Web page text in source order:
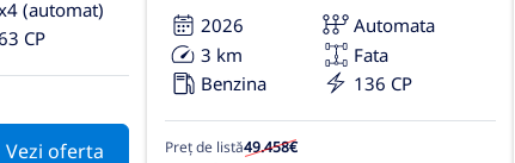
(automat)
CP
Vezi oferta
2026
Automata
3 km
Fata
Benzina
136 CP
Preț de listă49.458€